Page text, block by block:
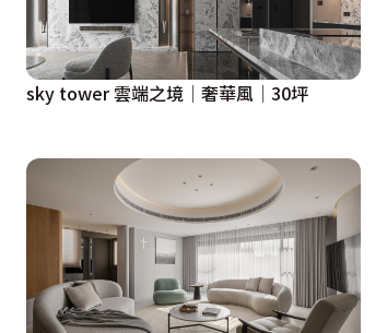
sky tower 雲端之境│奢華風│30坪